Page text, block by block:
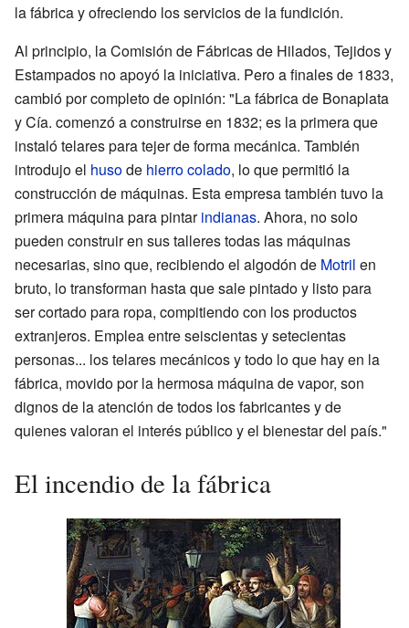
la fábrica y ofreciendo los servicios de la fundición.
Al principio, la Comisión de Fábricas de Hilados, Tejidos y
Estampados no apoyó la iniciativa. Pero a finales de 1833,
cambió por completo de opinión: "La fábrica de Bonaplata
y Cía. comenzó a construirse en 1832; es la primera que
instaló telares para tejer de forma mecánica. También
introdujo el husode hierro colado, lo que permitió la
construcción de máquinas. Esta empresa también tuvo la
primera máquina para pintarindianas. Ahora, no solo
pueden construir en sus talleres todas las máquinas
necesarias, sino que, recibiendo el algodón de Motril en
bruto, lo transforman hasta que sale pintado y listo para
ser cortado para ropa, compitiendo con los productos
extranjeros. Emplea entre seiscientas y setecientas
personas... los telares mecánicos y todo lo que hay en la
fábrica, movido por la hermosa máquina de vapor, son
dignos de la atención de todos los fabricantes y de
quienes valoran el interés público y el bienestar del país."
El incendio de la fábrica